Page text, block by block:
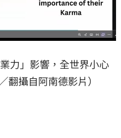
力」影響，全世界小心
翻攝自阿南德影片）